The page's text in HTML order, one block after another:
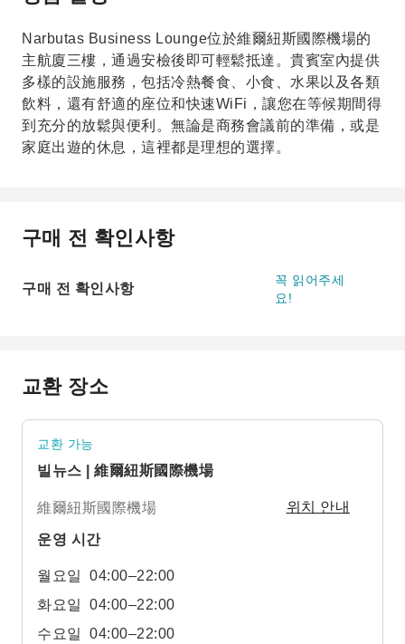
Narbutas Business Lounge位於維爾紐斯國際機場的
主航廈三樓，通過安檢後即可輕鬆抵達。貴賓室內提供
多樣的設施服務，包括冷熱餐食、小食、水果以及各類
飲料，還有舒適的座位和快速WiFi，讓您在等候期間得
到充分的放鬆與便利。無論是商務會議前的準備，或是
家庭出遊的休息，這裡都是理想的選擇。
구매 전 확인사항
구매 전 확인사항
꼭 읽어주세
요!
교환 장소
교환 가능
빌뉴스 | 維爾紐斯國際機場
維爾紐斯國際機場 위치 안내
운영 시간
월요일
04:00–22:00
화요일
04:00–22:00
수요일
04:00–22:00